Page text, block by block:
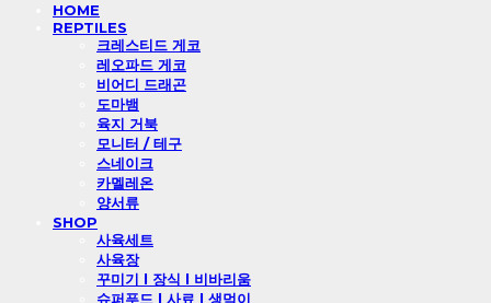
HOME
REPTILES
크레스티드 게코
레오파드 게코
비어디 드래곤
도마뱀
육지 거북
모니터 / 테구
스네이크
카멜레온
양서류
SHOP
사육세트
사육장
꾸미기 l 장식 l 비바리움
슈퍼푸드 l 사료 l 생먹이